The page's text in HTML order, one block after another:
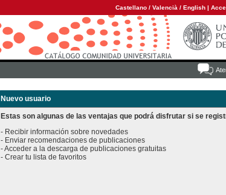
Castellano / Valencià / English |
Nuevo usuario
Estas son algunas de las ventajas que podrá disfrutar si se
- Recibir información sobre novedades
- Enviar recomendaciones de publicaciones
- Acceder a la descarga de publicaciones gratuitas